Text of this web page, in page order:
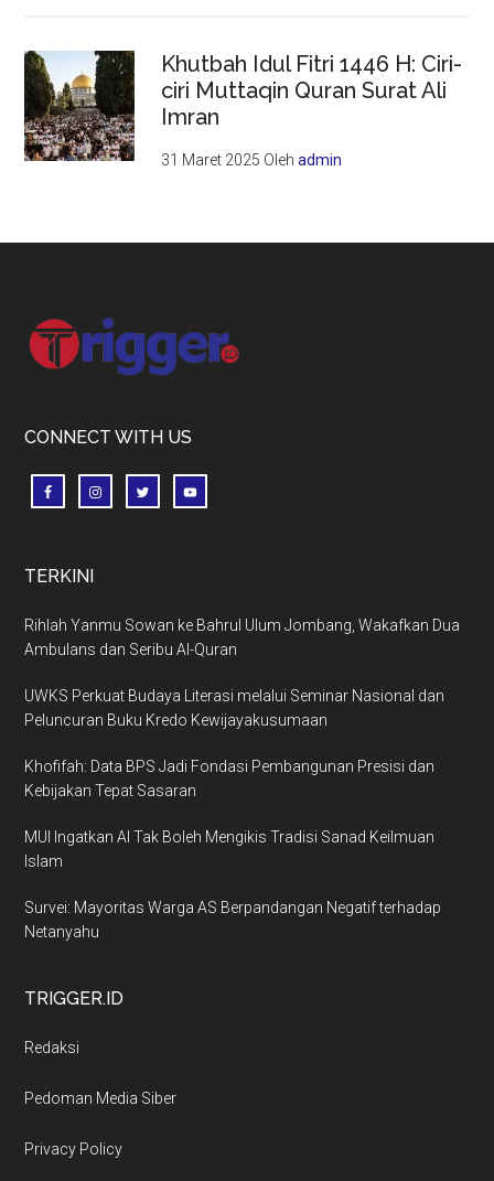
Khutbah Idul Fitri 1446 H: Ciri-
ciri Muttaqin Quran Surat Ali
Imran
31 Maret 2025 Olehadmin
Footer
CONNECT WITH US
TERKINI
Rihlah Yanmu Sowan ke Bahrul Ulum Jombang, Wakafkan Dua
Ambulans dan Seribu Al-Quran
UWKS Perkuat Budaya Literasi melalui Seminar Nasional dan
Peluncuran Buku Kredo Kewijayakusumaan
Khofifah: Data BPS Jadi Fondasi Pembangunan Presisi dan
Kebijakan Tepat Sasaran
MUI Ingatkan AI Tak Boleh Mengikis Tradisi Sanad Keilmuan
Islam
Survei: Mayoritas Warga AS Berpandangan Negatif terhadap
Netanyahu
TRIGGER.ID
Redaksi
Pedoman Media Siber
Privacy Policy